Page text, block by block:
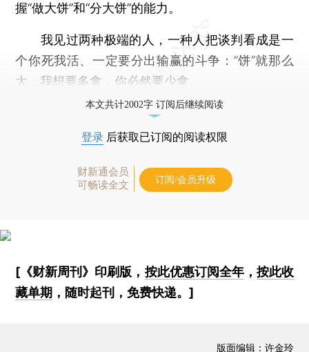
握“做大饼”和“分大饼”的能力。
我见过两种极端的人，一种人把谈判看成是一
个你死我活、一定要分出输赢的斗争：“饼”就那么
大，我想要多拿，你必然要少拿。
本文共计2002字 订阅后继续阅读
登录 后获取已订阅的阅读权限
财新通会员
可畅读全文
订阅/会员升级
[《财新周刊》印刷版， 按此优惠订阅全年， 按此收
藏单期 ，随时起刊，免费快递。]
版面编辑：许金玲